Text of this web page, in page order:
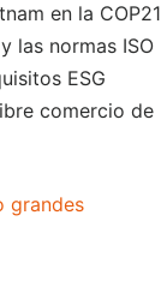
en la COP21
las normas ISO
ESG
comercio de
grandes